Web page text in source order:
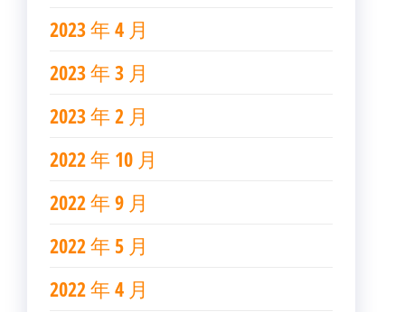
2023 年 4 月
2023 年 3 月
2023 年 2 月
2022 年 10 月
2022 年 9 月
2022 年 5 月
2022 年 4 月